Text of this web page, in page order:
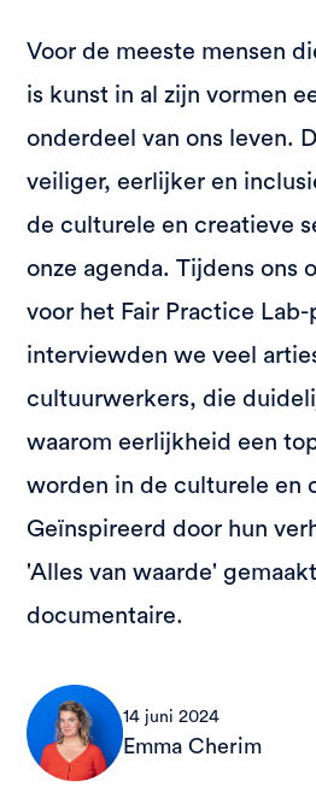
Voor de meeste mensen
is kunst in al zijn vormen
onderdeel van ons leven.
veiliger, eerlijker en
de culturele en creatieve
onze agenda. Tijdens ons
voor het Fair Practice
interviewden we veel
cultuurwerkers, die
waarom eerlijkheid een
worden in de culturele en
Geïnspireerd door hun
'Alles van waarde'
documentaire.
14 juni 2024
Emma Cherim